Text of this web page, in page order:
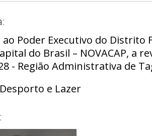
ao Poder Executivo do
do Brasil – NOVACAP, a
- Região Administrativa de
Desporto e Lazer